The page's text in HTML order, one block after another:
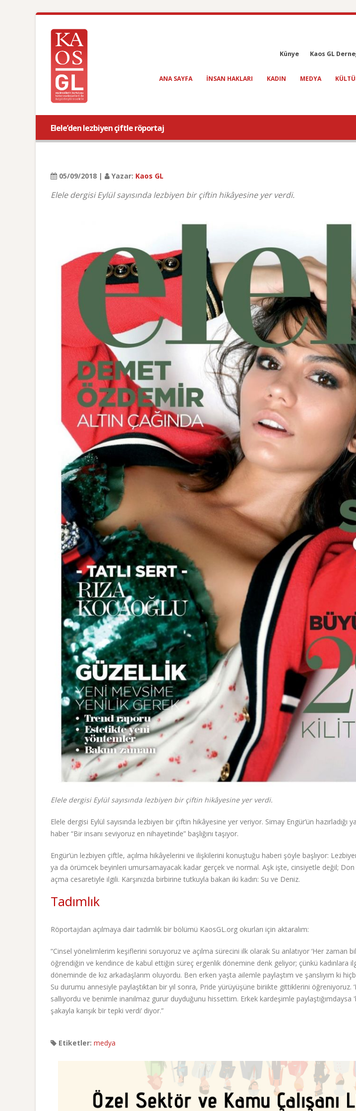
Künye Kaos GL
ANA SAYFA INSAN HAKLARI KADIN MEDYA
Elele’den lezbiyen çiftle röportaj
05/09/2018 | Yazar: Kaos GL
Elele dergisi Eylül sayısında lezbiyen bir çiftin hikâyesine yer verdi.
Elele dergisi Eylül sayısında lezbiyen bir çiftin hikâyesine yer verdi.
Elele dergisi Eylül sayısında lezbiyen bir çiftin hikâyesine yer veriyor. Simay Engür’ün
haber “Bir insanı seviyoruz en nihayetinde” başlığını taşıyor.
Engür’ün lezbiyen çiftle, açılma hikâyelerini ve ilişkilerini konuştuğu haberi şöyle başlıyor:
ya da örümcek beyinleri umursamayacak kadar gerçek ve normal. Aşk işte, cinsiyetle değil;
açma cesaretiyle ilgili. Karşınızda birbirine tutkuyla bakan iki kadın: Su ve Deniz.
Tadımlık
Röportajdan açılmaya dair tadımlık bir bölümü KaosGL.org okurları için aktaralım:
“Cinsel yönelimlerim keşiflerini soruyoruz ve açılma sürecini ilk olarak Su anlatıyor ‘Her zaman
öğrendiğin ve kendince de kabul ettiğin süreç ergenlik dönemine denk geliyor; çünkü kadınlara
döneminde de kız arkadaşlarım oluyordu. Ben erken yaşta ailemle paylaştım ve şanslıyım ki
Su durumu annesiyle paylaştıktan bir yıl sonra, Pride yürüyüşüne biriikte gittiklerini öğreniyoruz.
sallıyordu ve benimle inanılmaz gurur duyduğunu hissettim. Erkek kardeşimle
şakayla karışık bir tepki verdi’ diyor.”
Etiketler: medya